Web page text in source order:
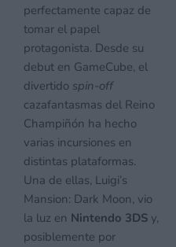
perfectamente capaz de
tomar el papel
protagonista. Desde su
debut en GameCube, el
divertido spin-off
cazafantasmas del Reino
Champiñón ha hecho
varias incursiones en
distintas plataformas.
Una de ellas, Luigi’s
Mansion: Dark Moon, vio
la luz en Nintendo 3DS y,
posiblemente por